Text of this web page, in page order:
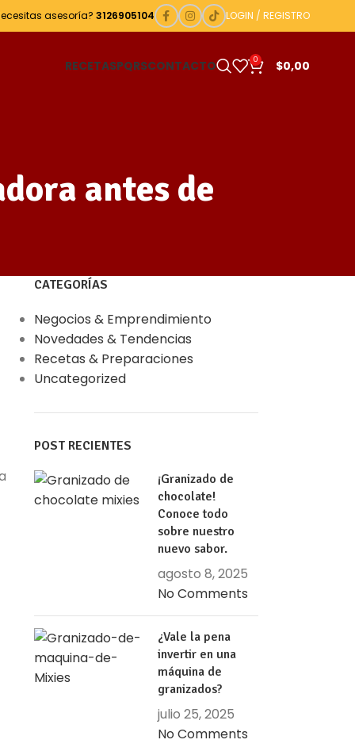
asesoría? 3126905104 LOGIN / REGISTRO
RECETASPQRSCONTACTO 0 $0,00
antes de
CATEGORÍAS
Negocios & Emprendimiento
Novedades & Tendencias
Recetas & Preparaciones
Uncategorized
POST RECIENTES
¡Granizado de
chocolate!
Conoce todo
sobre nuestro
nuevo sabor.
agosto 8, 2025
No Comments
¿Vale la pena
invertir en una
máquina de
granizados?
julio 25, 2025
No Comments